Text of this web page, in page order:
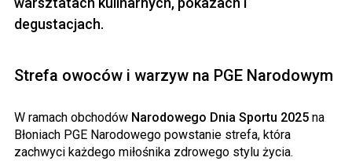
degustacjach.
Strefa owoców i warzyw na PGE Narodowym
W ramach obchodów Narodowego Dnia Sportu 2025 na
Błoniach PGE Narodowego powstanie strefa, która
zachwyci każdego miłośnika zdrowego stylu życia.